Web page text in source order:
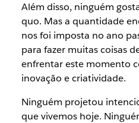
Além disso, ninguém
quo. Mas a quantidade
nos foi imposta no ano
para fazer muitas coisas
enfrentar este momento
inovação e criatividade.
Ninguém projetou
que vivemos hoje.